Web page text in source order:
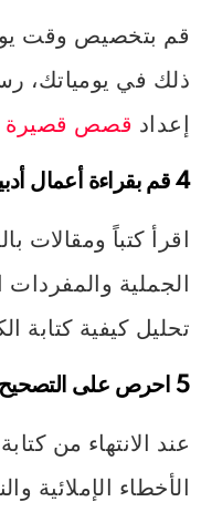
قم بتخصيص وقت
ذلك في يومياتك،
إعداد قصص قصيرة
4 قم بقراءة أعمال أدبية:
اقرأ كتباً ومقالات
الجملية
تحليل كيفية كتابة
5 احرص على التصحيح:
عند الانتهاء من
الأخطاء الإملائية